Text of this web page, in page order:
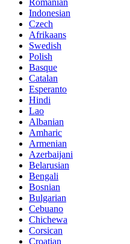
Indonesian
Czech
Afrikaans
Swedish
Polish
Basque
Catalan
Esperanto
Hindi
Lao
Albanian
Amharic
Armenian
Azerbaijani
Belarusian
Bengali
Bosnian
Bulgarian
Cebuano
Chichewa
Corsican
Croatian